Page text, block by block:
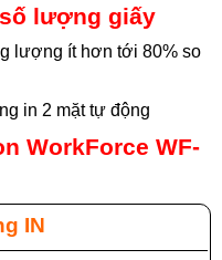
lượng giấy
lượng ít hơn tới 80% so
in 2 mặt tự động
WorkForce WF-
IN